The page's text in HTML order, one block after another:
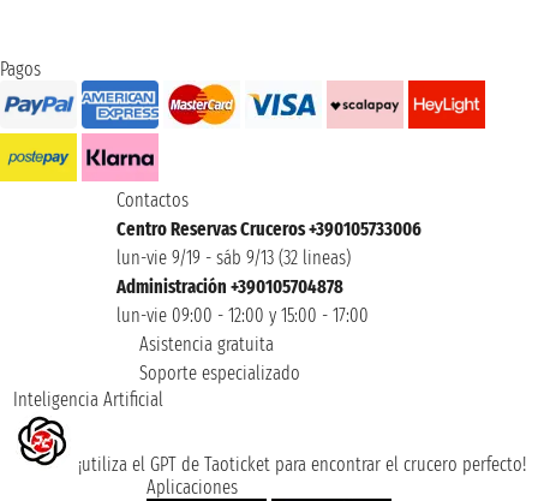
Pagos
Contactos
Centro Reservas Cruceros +390105733006
lun-vie 9/19 - sáb 9/13 (32 lineas)
Administración +390105704878
lun-vie 09:00 - 12:00 y 15:00 - 17:00
Asistencia gratuita
Soporte especializado
Inteligencia Artificial
¡utiliza el GPT de Taoticket para encontrar el crucero perfecto!
Aplicaciones